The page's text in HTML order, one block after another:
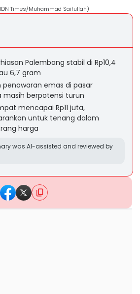
Times/Muhammad Saifullah)
Palembang stabil di Rp10,4
6,7 gram
emas di pasar
masih berpotensi turun
mencapai Rp11 juta,
untuk tenang dalam
harga
was AI-assisted and reviewed by